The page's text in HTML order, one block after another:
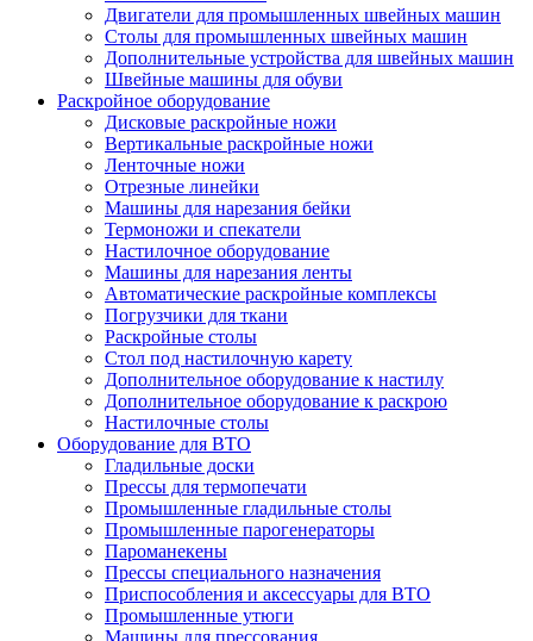
Двигатели для промышленных швейных машин
Столы для промышленных швейных машин
Дополнительные устройства для швейных машин
Швейные машины для обуви
Раскройное оборудование
Дисковые раскройные ножи
Вертикальные раскройные ножи
Ленточные ножи
Отрезные линейки
Машины для нарезания бейки
Термоножи и спекатели
Настилочное оборудование
Машины для нарезания ленты
Автоматические раскройные комплексы
Погрузчики для ткани
Раскройные столы
Стол под настилочную карету
Дополнительное оборудование к настилу
Дополнительное оборудование к раскрою
Настилочные столы
Оборудование для ВТО
Гладильные доски
Прессы для термопечати
Промышленные гладильные столы
Промышленные парогенераторы
Пароманекены
Прессы специального назначения
Приспособления и аксессуары для ВТО
Промышленные утюги
Машины для прессования